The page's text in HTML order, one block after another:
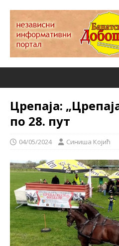
Црепаја:
по 28. пут
04/05/2024 Синиша Којић